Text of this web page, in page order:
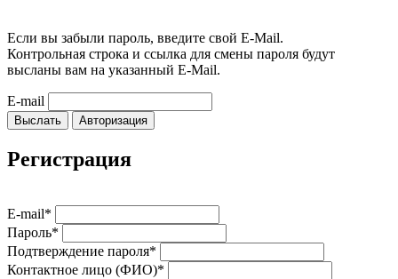
Если вы забыли пароль, введите свой E-Mail.
Контрольная строка и ссылка для смены пароля будут
высланы вам на указанный E-Mail.
E-mail
Выслать Авторизация
Регистрация
E-mail*
Пароль*
Подтверждение пароля*
Контактное лицо (ФИО)*